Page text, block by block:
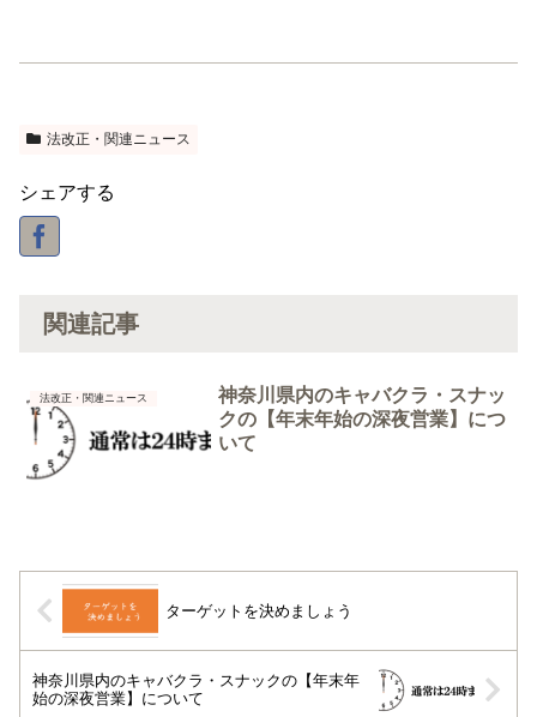
法改正・関連ニュース
シェアする
関連記事
法改正・関連ニュース
神奈川県内のキャバクラ・スナッ
クの【年末年始の深夜営業】につ
いて
ターゲットを決めましょう
神奈川県内のキャバクラ・スナックの【年末年
始の深夜営業】について